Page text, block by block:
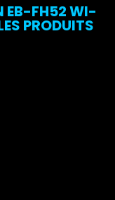
EB-FH52 WI-
PRODUITS